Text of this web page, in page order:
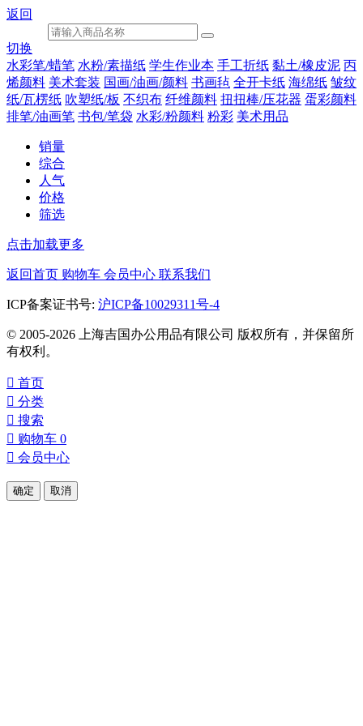
返回
切换
水彩笔/蜡笔 水粉/素描纸 学生作业本 手工折纸 黏土/橡皮泥 丙
烯颜料 美术套装 国画/油画/颜料 书画毡 全开卡纸 海绵纸 皱纹
纸/瓦楞纸 吹塑纸/板 不织布 纤维颜料 扭扭棒/压花器 蛋彩颜料
排笔/油画笔 书包/笔袋 水彩/粉颜料 粉彩 美术用品
销量
综合
人气
价格
筛选
点击加载更多
返回首页 购物车 会员中心 联系我们
ICP备案证书号: 沪ICP备10029311号-4
© 2005-2026 上海吉国办公用品有限公司 版权所有，并保留所
有权利。
 首页
 分类
 搜索
 购物车 0
 会员中心
确定 取消